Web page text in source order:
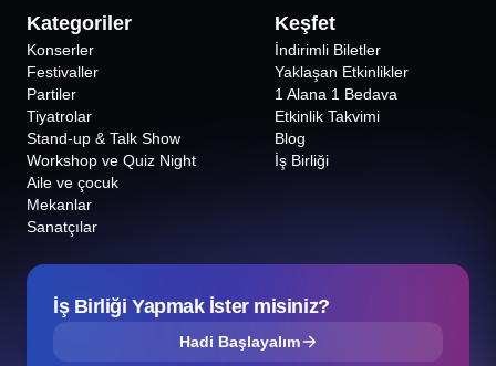
Kategoriler
Konserler
Festivaller
Partiler
Tiyatrolar
Stand-up & Talk Show
Workshop ve Quiz Night
Aile ve çocuk
Mekanlar
Sanatçılar
Keşfet
İndirimli Biletler
Yaklaşan Etkinlikler
1 Alana 1 Bedava
Etkinlik Takvimi
Blog
İş Birliği
İş Birliği Yapmak İster misiniz?
Hadi Başlayalım